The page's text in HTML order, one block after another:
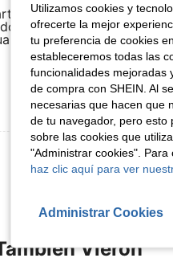
del nombre que han
cono pueden haber
el relleno nisiquiera
Ver Más Reseñas
Vieron
Utilizamos cookies y
ofrecerte la mejor
tu preferencia de cookies
estableceremos todas las
funcionalidades mejoradas
de compra con SHEIN. Al
necesarias que hacen que
de tu navegador, pero esto
sobre las cookies que
"Administrar cookies".
haz clic aquí para ver
Administrar Cookies